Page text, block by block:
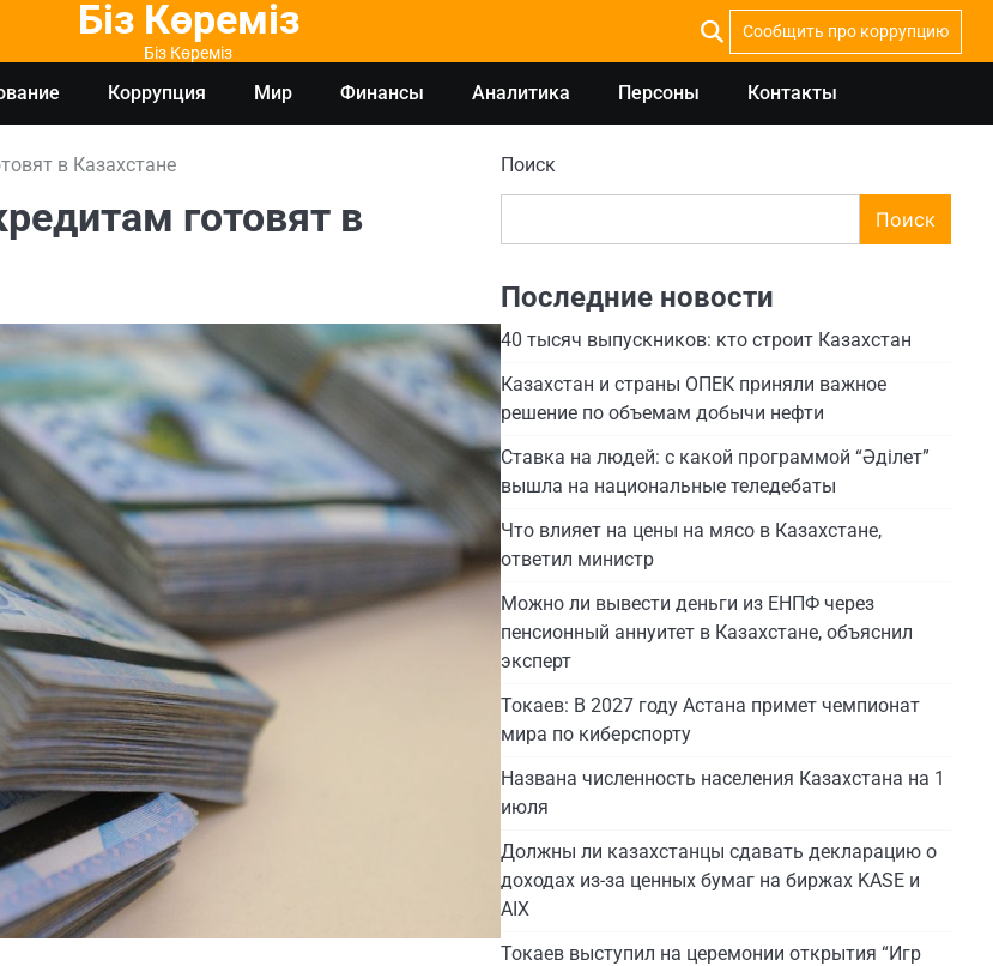
Біз Көреміз
Біз Көреміз
Сообщить про коррупцию
Коррупция Мир Финансы Аналитика Персоны Контакты
в Казахстане
готовят в
Поиск
Поиск
Последние новости
40 тысяч выпускников: кто строит Казахстан
Казахстан и страны ОПЕК приняли важное
решение по объемам добычи нефти
Ставка на людей: с какой программой “Әділет”
вышла на национальные теледебаты
Что влияет на цены на мясо в Казахстане,
ответил министр
Можно ли вывести деньги из ЕНПФ через
пенсионный аннуитет в Казахстане, объяснил
эксперт
Токаев: В 2027 году Астана примет чемпионат
мира по киберспорту
Названа численность населения Казахстана на 1
июля
Должны ли казахстанцы сдавать декларацию о
доходах из-за ценных бумаг на биржах KASE и
AIX
Токаев выступил на церемонии открытия “Игр